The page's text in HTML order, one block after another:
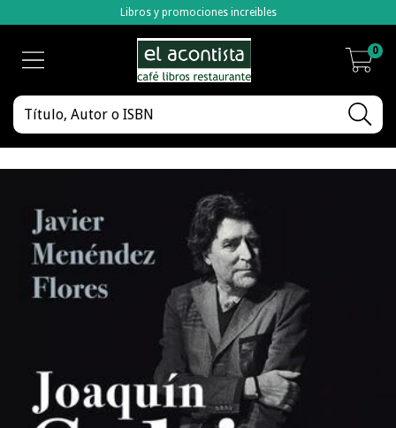
Libros y promociones increibles
0